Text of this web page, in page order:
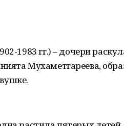
1983 гг.) – дочери
Мухаметгареева,